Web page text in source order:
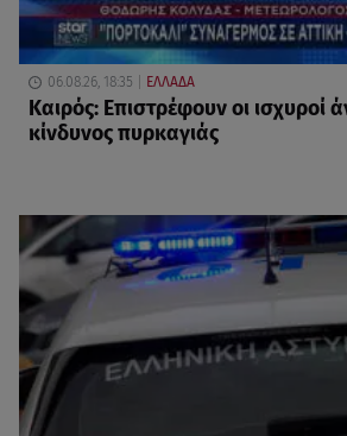
06.08.26, 18:35 ΕΛΛΑΔΑ
Καιρός: Επιστρέφουν οι ισχυροί
κίνδυνος πυρκαγιάς